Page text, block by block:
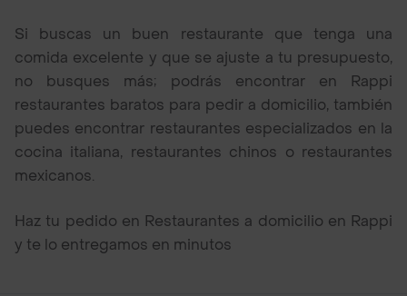
Si buscas un buen restaurante que tenga una
comida excelente y que se ajuste a tu presupuesto,
no busques más; podrás encontrar en Rappi
restaurantes baratos para pedir a domicilio, también
puedes encontrar restaurantes especializados en la
cocina italiana, restaurantes chinos o restaurantes
mexicanos.
Haz tu pedido en Restaurantes a domicilio en Rappi
y te lo entregamos en minutos